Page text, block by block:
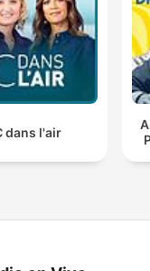
dans l'air